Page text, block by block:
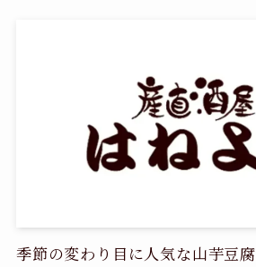
季節の変わり目に人気な山芋豆腐